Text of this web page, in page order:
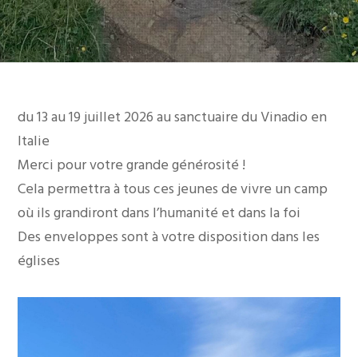
du 13 au 19 juillet 2026 au sanctuaire du Vinadio en
Italie
Merci pour votre grande générosité !
Cela permettra à tous ces jeunes de vivre un camp
où ils grandiront dans l’humanité et dans la foi
Des enveloppes sont à votre disposition dans les
églises